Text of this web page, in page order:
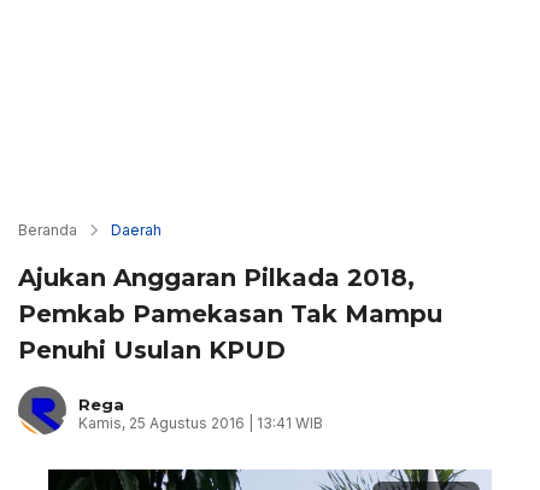
Beranda Daerah
Ajukan Anggaran Pilkada 2018,
Pemkab Pamekasan Tak Mampu
Penuhi Usulan KPUD
Rega
Kamis, 25 Agustus 2016 | 13:41 WIB